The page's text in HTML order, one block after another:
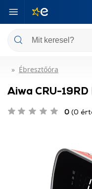
Ébresztőóra
Aiwa CRU-
0 (0